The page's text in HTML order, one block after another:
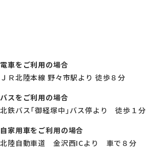
電車をご利用の場合
ＪＲ北陸本線 野々市駅より 徒歩８分
バスをご利用の場合
北鉄バス「御経塚中」バス停より 徒歩１分
自家用車をご利用の場合
北陸自動車道 金沢西ICより 車で８分